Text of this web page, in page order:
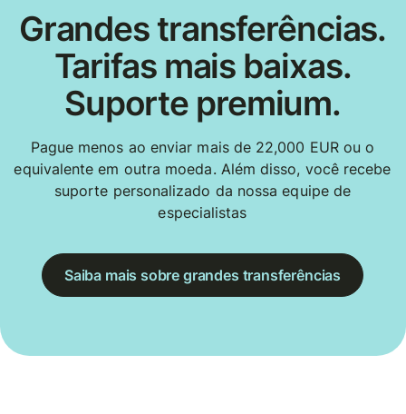
Grandes transferências.
Tarifas mais baixas.
Suporte premium.
Pague menos ao enviar mais de 22,000 EUR ou o
equivalente em outra moeda. Além disso, você recebe
suporte personalizado da nossa equipe de
especialistas
Saiba mais sobre grandes transferências